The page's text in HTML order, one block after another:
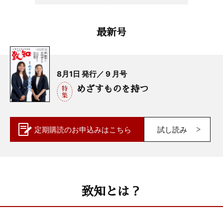
最新号
8月1日 発行／ 9 月号
めざすものを持つ
定期購読のお申込みはこちら 試し読み
致知とは？